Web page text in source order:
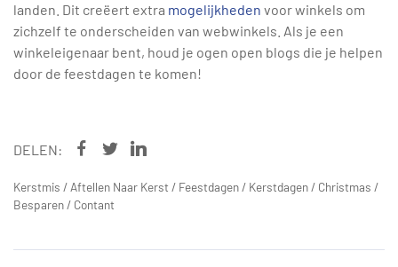
landen. Dit creëert extra mogelijkheden voor winkels om
zichzelf te onderscheiden van webwinkels. Als je een
winkeleigenaar bent, houd je ogen open blogs die je helpen
door de feestdagen te komen!
DELEN:
Kerstmis / Aftellen Naar Kerst / Feestdagen / Kerstdagen / Christmas /
Besparen / Contant